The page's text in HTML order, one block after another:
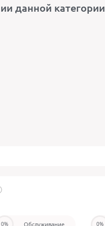
данной категории
0% Обслуживание 0%